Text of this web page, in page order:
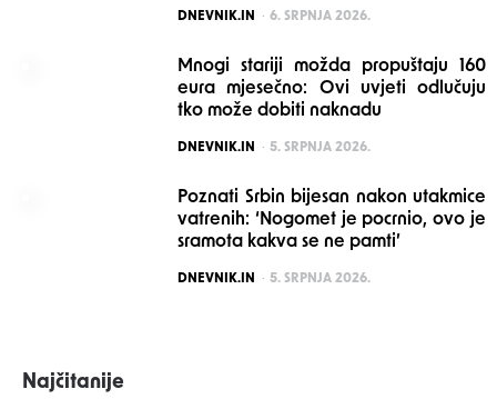
POSTED
DNEVNIK.IN 6. SRPNJA 2026.
Mnogi stariji možda propuštaju 160
eura mjesečno: Ovi uvjeti odlučuju
tko može dobiti naknadu
POSTED
DNEVNIK.IN 5. SRPNJA 2026.
Poznati Srbin bijesan nakon utakmice
vatrenih: ‘Nogomet je pocrnio, ovo je
sramota kakva se ne pamti’
POSTED
DNEVNIK.IN 5. SRPNJA 2026.
Najčitanije